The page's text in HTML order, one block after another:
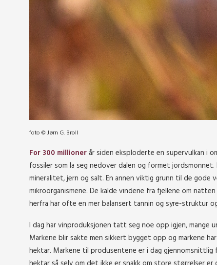
foto © Jørn G. Broll
For 300 millionerår siden eksploderte en supervulkan i
fossiler som la seg nedover dalen og formet
mineralitet, jern og salt. En annen viktig grunn til de
mikroorganismene. De kalde vindene fra fjellene om
herfra har ofte en mer balansert tannin og syre-struktur
I dag har vinproduksjonen tatt seg noe opp igjen, mange
Markene blir sakte men sikkert bygget opp og markene
hektar. Markene til produsentene er i dag